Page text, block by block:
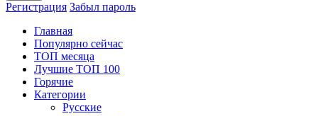
Регистрация Забыл пароль
Главная
Популярно сейчас
ТОП месяца
Лучшие ТОП 100
Горячие
Категории
Русские